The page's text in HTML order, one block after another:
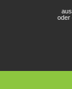
oder